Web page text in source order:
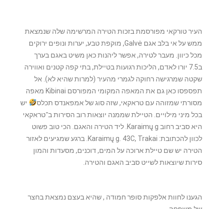
העיר טורקאי מפורסמת בזכות הטירה המרשימה שלה שנמצאת
ממש על אי בלב אגם Galvė, מוקפת טבע, יערות ונופים ירוקים
מכל כיוון. מעבר לטירה, אפשר ליהנות כאן משיט באגם בערך
ב7.5 יורו לאדם, הליכות רגועות בטיילת, בתי קפה קטנים ואווירה
שקטה שמרגישה רחוקה לגמרי מהעיר (למרות שהיא לא). אל
תפספסו כאן גם את המאפה המקומי המפורסם Kibinai מאפה
מסורתי שמזוהה עם טראקאי, שזה סוג של אמפאנדס תכלס
יש
בכל מיני מילויים. הטיילת שממנה יוצאות רוב הסירות ב־טראקאי
היא סביב רחוב Karaimų g. ליד הטירה והאגם. הכי טוב פשוט
לכוון להכתובת: Karaimų g. 43C, Trakai. ברגע שמגיעים לאזור
הטירה יש שם טיילת ארוכה על המים, דוכנים, מסעדות והמון
סירות שיוצאות לשייט סביב האגם והטירה.
הגענו לחוות אלפקות סופר חמודה , שהיא בעצם נמצאת בחצר